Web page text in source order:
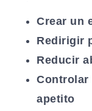
Crear un
Redirigir
Reducir
Controlar
apetito